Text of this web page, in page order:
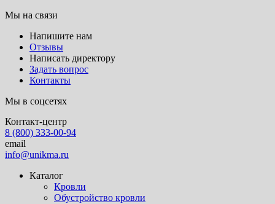
Мы на связи
Напишите нам
Отзывы
Написать директору
Задать вопрос
Контакты
Мы в соцсетях
Контакт-центр
8 (800) 333-00-94
email
info@unikma.ru
Каталог
Кровли
Обустройство кровли